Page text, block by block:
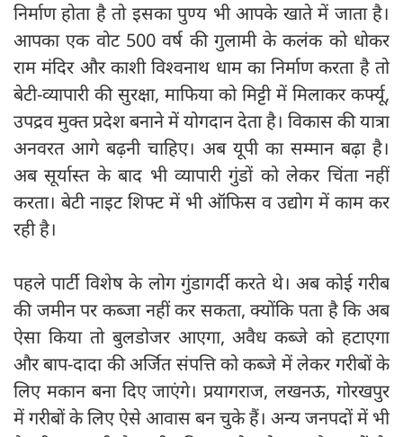
निर्माण होता है तो इसका पुण्य भी आपके खाते में जाता है।
आपका एक वोट 500 वर्ष की गुलामी के कलंक को धोकर
राम मंदिर और काशी विश्वनाथ धाम का निर्माण करता है तो
बेटी-व्यापारी की सुरक्षा, माफिया को मिट्टी में मिलाकर कर्फ्यू,
उपद्रव मुक्त प्रदेश बनाने में योगदान देता है। विकास की यात्रा
अनवरत आगे बढ़नी चाहिए। अब यूपी का सम्मान बढ़ा है।
अब सूर्यास्त के बाद भी व्यापारी गुंडों को लेकर चिंता नहीं
करता। बेटी नाइट शिफ्ट में भी ऑफिस व उद्योग में काम कर
रही है।
पहले पार्टी विशेष के लोग गुंडागर्दी करते थे। अब कोई गरीब
की जमीन पर कब्जा नहीं कर सकता, क्योंकि पता है कि अब
ऐसा किया तो बुलडोजर आएगा, अवैध कब्जे को हटाएगा
और बाप-दादा की अर्जित संपत्ति को कब्जे में लेकर गरीबों के
लिए मकान बना दिए जाएंगे। प्रयागराज, लखनऊ, गोरखपुर
में गरीबों के लिए ऐसे आवास बन चुके हैं। अन्य जनपदों में भी